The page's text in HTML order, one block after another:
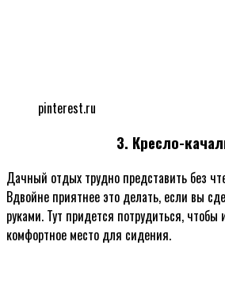
pinterest.ru
3. Кресло-
Дачный отдых трудно представить без
Вдвойне приятнее это делать, если вы
руками. Тут придется потрудиться, чтобы
комфортное место для сидения.